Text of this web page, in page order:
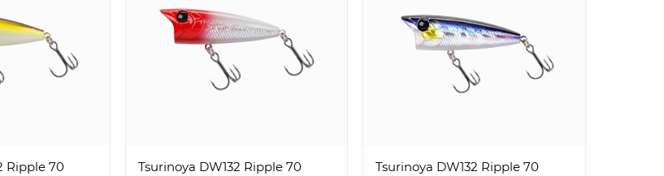
Ripple 70
Tsurinoya DW132 Ripple 70
Tsurinoya DW132 Ripple 70